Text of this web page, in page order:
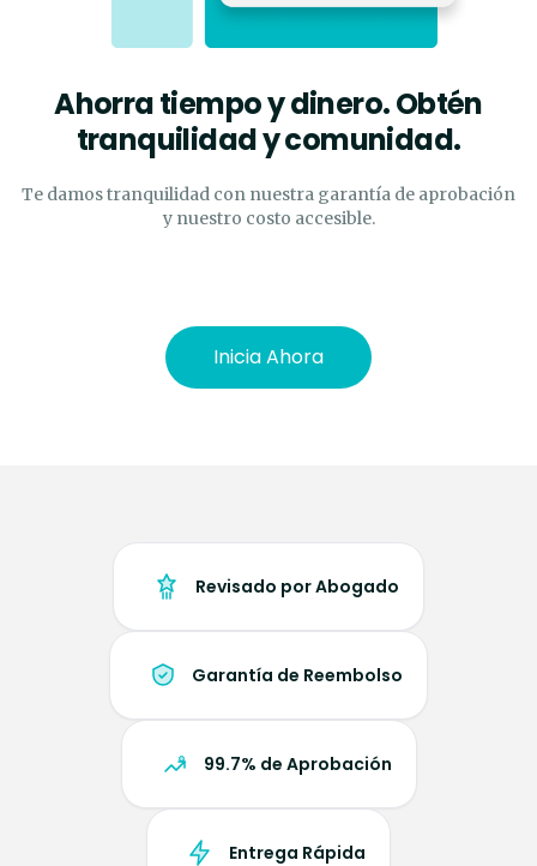
Ahorra tiempo y dinero. Obtén
tranquilidad y comunidad.
Te damos tranquilidad con nuestra garantía de aprobación
y nuestro costo accesible.
Inicia Ahora
Revisado por Abogado
Garantía de Reembolso
99.7% de Aprobación
Entrega Rápida